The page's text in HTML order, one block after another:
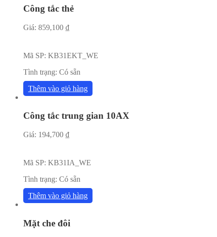
Công tắc thẻ
Giá: 859,100 ₫
Mã SP: KB31EKT_WE
Tình trạng: Có sẵn
Thêm vào giỏ hàng
Công tắc trung gian 10AX
Giá: 194,700 ₫
Mã SP: KB31IA_WE
Tình trạng: Có sẵn
Thêm vào giỏ hàng
Mặt che đôi